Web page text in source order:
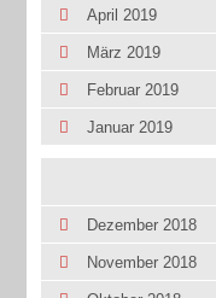
April 2019
März 2019
Februar 2019
Januar 2019
Dezember 2018
November 2018